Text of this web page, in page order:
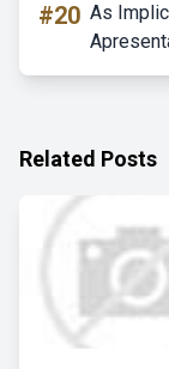
#20 As
Related Posts